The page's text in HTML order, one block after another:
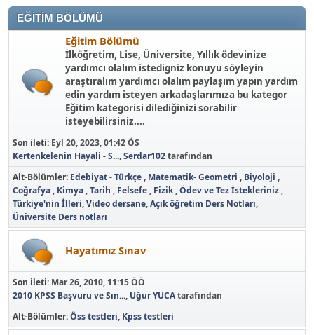
EĞİTİM BÖLÜMÜ
Eğitim Bölümü
İlköğretim, Lise, Üniversite, Yıllık ödevinize
yardımcı olalım istedigniz konuyu söyleyin
araştıralım yardımcı olalım paylaşım yapın yardım
edin yardım isteyen arkadaşlarımıza bu kategor
Eğitim kategorisi dilediğinizi sorabilir
isteyebilirsiniz....
Son ileti: Eyl 20, 2023, 01:42 ÖS
Kertenkelenin Hayali - S...,Serdar102tarafından
Alt-Bölümler Edebiyat - Türkçe Matematik- Geometri
Biyoloji
Coğrafya Kimya Tarih Felsefe Fizik Ödev ve Tez İstekleriniz
Türkiye'nin İlleri Video dersane Açık öğretim Ders Notları
Üniversite Ders notları
Hayatımız Sınav
Son ileti: Mar 26, 2010, 11:15 ÖÖ
2010 KPSS Başvuru ve Sın..., Uğur YUCAtarafından
Alt-Bölümler Öss testleri Kpss testleri